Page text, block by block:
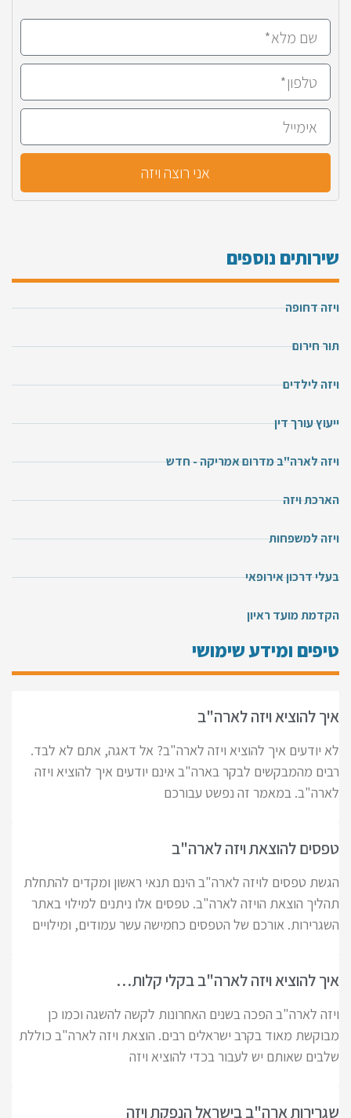
אני רוצה ויזה
שירותים נוספים
ויזה דחופה
תור חירום
ויזה לילדים
ייעוץ עורך דין
ויזה לארה"ב מדרום אמריקה - חדש
הארכת ויזה
ויזה למשפחות
בעלי דרכון אירופאי
הקדמת מועד ראיון
טיפים ומידע שימושי
איך להוציא ויזה לארה"ב
לא יודעים איך להוציא ויזה לארה"ב? אל דאגה, אתם לא לבד.
רבים מהמבקשים לבקר בארה"ב אינם יודעים איך להוציא ויזה
לארה"ב. במאמר זה נפשט עבורכם
טפסים להוצאת ויזה לארה"ב
הגשת טפסים לויזה לארה"ב הינם תנאי ראשון ומקדים להתחלת
תהליך הוצאת הויזה לארה"ב. טפסים אלו ניתנים למילוי באתר
השגרירות. אורכם של הטפסים כחמישה עשר עמודים, ומילויים
איך להוציא ויזה לארה"ב בקלי קלות…
ויזה לארה"ב הפכה בשנים האחרונות לקשה להשגה וכמו כן
מבוקשת מאוד בקרב ישראלים רבים. הוצאת ויזה לארה"ב כוללת
שלבים שאותם יש לעבור בכדי להוציא ויזה
שגרירות ארה"ב בישראל הנפקת ויזה